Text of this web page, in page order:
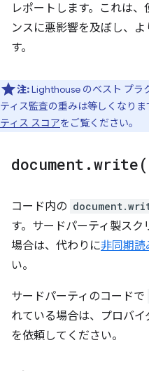
レポートします。これは
ンスに悪影響を及ぼし、
す。
注:Lighthouse のベスト プラ
ティス監査の重みは等しくなりま
ティス スコアをご覧ください。
document .write(
コード内の
す。サードパーティ製ス
場合は、代わりに非同期読
い。
サードパーティのコードで
れている場合は、プロバ
を依頼してください。